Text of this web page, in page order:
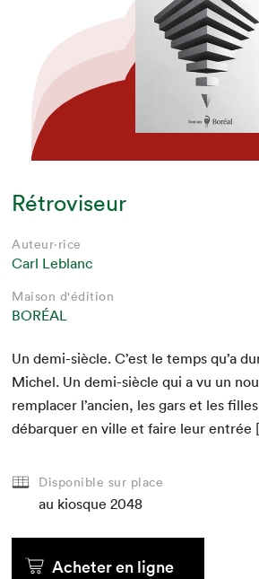
Que
Rétroviseur
Auteur·rice
Carl Leblanc
Maison d'édition
BORÉAL
Un demi-siè­cle. C’est le temps qu’a
Michel. Un demi-siè­cle qui a vu un
rem­plac­er l’ancien, les gars et les
débar­quer en ville et faire leur
Disponible sur place
au kiosque 2048
Acheter en ligne